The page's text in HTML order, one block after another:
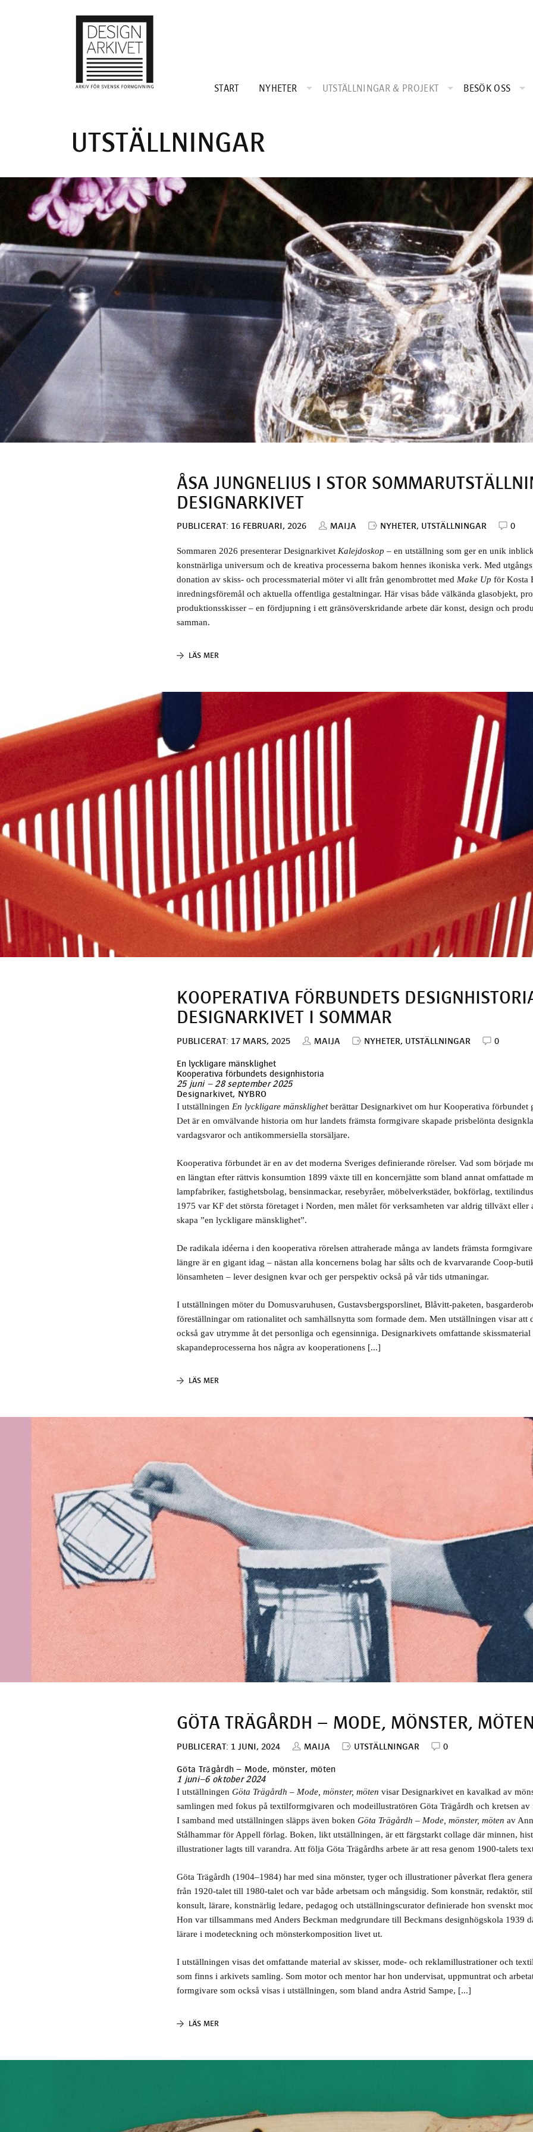
START NYHETER UTSTÄLLNINGAR & PROJEKT BESÖK OSS
UTSTÄLLNINGAR
ÅSA JUNGNELIUS I STOR
DESIGNARKIVET
PUBLICERAT: 16 FEBRUARI, 2026 MAIJA NYHETER, UTSTÄLLNINGAR 0
Sommaren 2026 presenterar Designarkivet Kalejdoskop – en utställning som ger en unik
konstnärliga universum och de kreativa processerna bakom hennes ikoniska verk. Med
donation av skiss- och processmaterial möter vi allt från genombrottet med Make Up för Kosta
inredningsföremål och aktuella offentliga gestaltningar. Här visas både välkända glasobjekt,
produktionsskisser – en fördjupning i ett gränsöverskridande arbete där konst, design och
samman.
LÄS MER
KOOPERATIVA FÖRBUNDETS
DESIGNARKIVET I SOMMAR
PUBLICERAT: 17 MARS, 2025 MAIJA NYHETER, UTSTÄLLNINGAR 0
En lyckligare mänsklighet
Kooperativa förbundets designhistoria
25 juni – 28 september 2025
Designarkivet, NYBRO
I utställningen En lyckligare mänsklighetberättar Designarkivet om hur Kooperativa förbundet
Det är en omvälvande historia om hur landets främsta formgivare skapade prisbelönta
vardagsvaror och antikommersiella storsäljare.
Kooperativa förbundet är en av det moderna Sveriges definierande rörelser. Vad som började
en längtan efter rättvis konsumtion 1899 växte till en koncernjätte som bland annat omfattade
lampfabriker, fastighetsbolag, bensinmackar, resebyråer, möbelverkstäder, bokförlag,
1975 var KF det största företaget i Norden, men målet för verksamheten var aldrig tillväxt eller
skapa ”en lyckligare mänsklighet”.
De radikala idéerna i den kooperativa rörelsen attraherade många av landets främsta
längre är en gigant idag – nästan alla koncernens bolag har sålts och de kvarvarande Coop-
lönsamheten – lever designen kvar och ger perspektiv också på vår tids utmaningar.
I utställningen möter du Domusvaruhusen, Gustavsbergsporslinet, Blåvitt-paketen,
föreställningar om rationalitet och samhällsnytta som formade dem. Men utställningen visar att
också gav utrymme åt det personliga och egensinniga. Designarkivets omfattande
skapandeprocesserna hos några av kooperationens [...]
LÄS MER
GÖTA TRÄGÅRDH – MODE, MÖNSTER,
PUBLICERAT: 1 JUNI, 2024 MAIJA UTSTÄLLNINGAR 0
Göta Trägårdh – Mode, mönster, möten
1 juni–6 oktober 2024
I utställningen Göta Trägårdh – Mode, mönster, möten visar Designarkivet en kavalkad av
samlingen med fokus på textilformgivaren och modeillustratören Göta Trägårdh och kretsen
I samband med utställningen släpps även boken Göta Trägårdh – Mode, mönster, möten av
Stålhammar för Appell förlag. Boken, likt utställningen, är ett färgstarkt collage där minnen,
illustrationer lagts till varandra. Att följa Göta Trägårdhs arbete är att resa genom 1900-talets
Göta Trägårdh (1904–1984) har med sina mönster, tyger och illustrationer påverkat flera
från 1920-talet till 1980-talet och var både arbetsam och mångsidig. Som konstnär, redaktör,
konsult, lärare, konstnärlig ledare, pedagog och utställningscurator definierade hon svenskt
Hon var tillsammans med Anders Beckman medgrundare till Beckmans designhögskola 1939
lärare i modeteckning och mönsterkomposition livet ut.
I utställningen visas det omfattande material av skisser, mode- och reklamillustrationer och
som finns i arkivets samling. Som motor och mentor har hon undervisat, uppmuntrat och
formgivare som också visas i utställningen, som bland andra Astrid Sampe, [...]
LÄS MER